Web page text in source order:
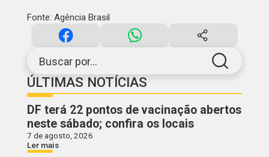
Buscar por...
ÚLTIMAS NOTÍCIAS
DF terá 22 pontos de vacinação abertos
neste sábado; confira os locais
7 de agosto, 2026
Ler mais
Fonte: Agência Brasil